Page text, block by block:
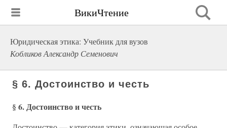
ВикиЧтение
Юридическая этика: Учебник для вузов
Кобликов Александр Семенович
§ 6. Достоинство и честь
§ 6. Достоинство и честь